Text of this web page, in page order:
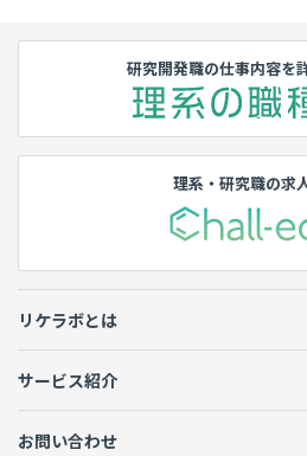
研究開発職の仕事内容を
理系・研究職の求
リケラボとは
サービス紹介
お問い合わせ